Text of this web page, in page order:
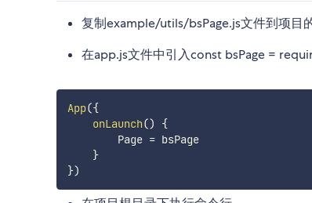
复制example/utils/bsPage.js文件到项目
在app.js文件中引入const bsPage =
App({
onLaunch()
{
        Page
= bsPage
}
})